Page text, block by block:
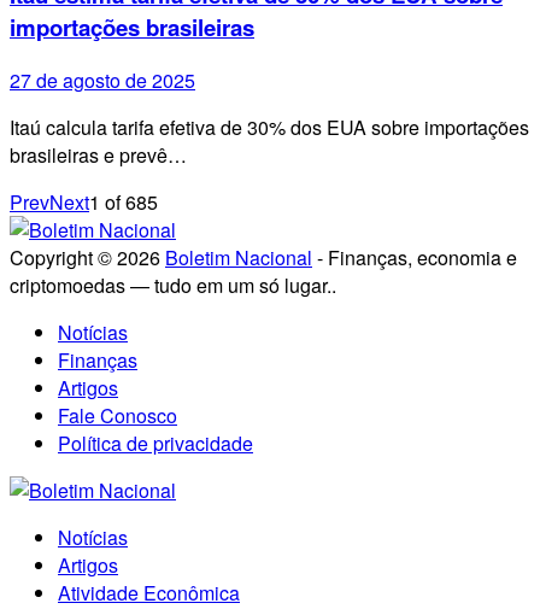
importações brasileiras
27 de agosto de 2025
Itaú calcula tarifa efetiva de 30% dos EUA sobre importações
brasileiras e prevê…
PrevNext1 of685
Copyright © 2026 Boletim Nacional - Finanças, economia e
criptomoedas — tudo em um só lugar..
Notícias
Finanças
Artigos
Fale Conosco
Política de privacidade
Notícias
Artigos
Atividade Econômica